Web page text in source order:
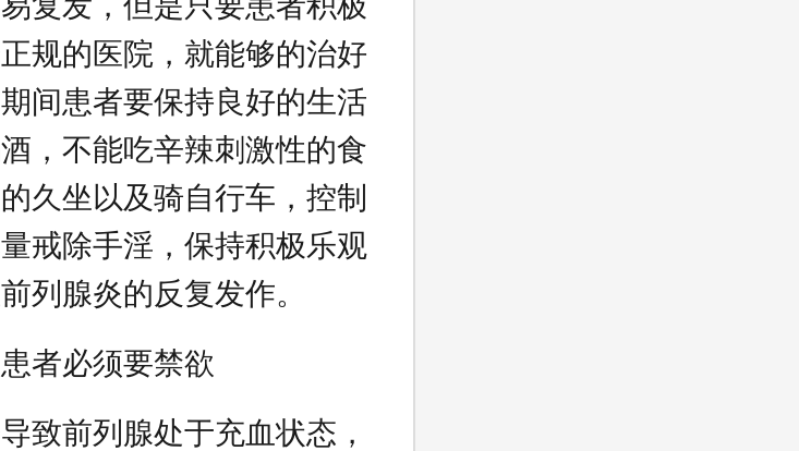
规的医院，就能够的治好
间患者要保持良好的生活
，不能吃辛辣刺激性的食
久坐以及骑自行车，控制
戒除手淫，保持积极乐观
列腺炎的反复发作。
者必须要禁欲
致前列腺处于充血状态，